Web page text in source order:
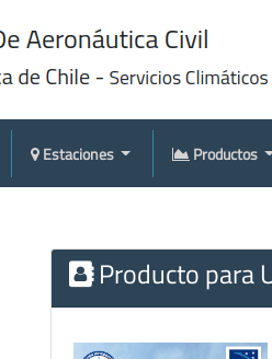
Estaciones Productos
Producto para